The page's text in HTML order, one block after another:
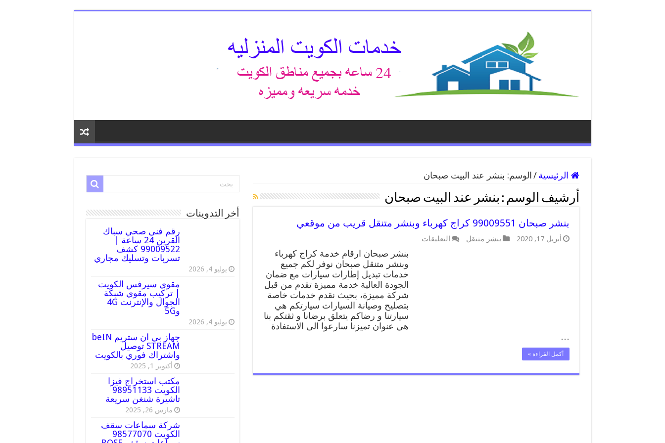
الرئيسية / الوسم: بنشر عند البيت صبحان
أرشيف الوسم : بنشر عند البيت صبحان
بنشر صبحان 99009551 كراج كهرباء وبنشر متنقل قريب من موقعي
أبريل 17, 2020 بنشر متنقل التعليقات
صبحان
99009551
كراج
كهرباء
وبنشر
متنقل
قريب
موقعي
بنشر صبحان ارقام خدمة كراج كهرباء
وبنشر متنقل صبحان نوفر لكم جميع
خدمات تبديل إطارات سيارات مع ضمان
الجودة العالية خدمة مميزة تقدم من قبل
شركة مميزة، بحيث نقدم خدمات خاصة
بتصليح وصيانة السيارات سيارتكم هي
سيارتنا و رضاكم يتعلق برضانا و ثقتكم بنا
هي عنوان تميزنا سارعوا الى الاستفادة
…
أكمل القراءة »
أخر التدوينات
رقم فني صحي سباك
القرين 24 ساعة |
99009522 كشف
تسربات وتسليك مجاري
يوليو 4, 2026
مقوي سيرفس الكويت
| تركيب مقوي شبكة
الجوال والإنترنت 4G
و5G
يوليو 4, 2026
جهاز بي ان ستريم beIN
STREAM توصيل
واشتراك فوري بالكويت
أكتوبر 1, 2025
مكتب استخراج فيزا
الكويت 98951133
تاشيرة شنغن سريعة
مارس 26, 2025
شركة سماعات سقف
الكويت 98577070